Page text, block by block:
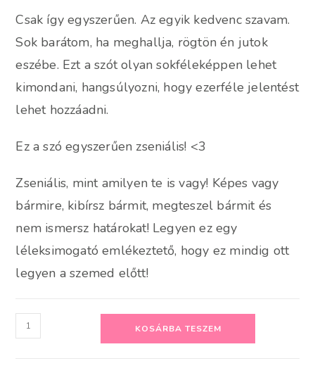
Csak így egyszerűen. Az egyik kedvenc szavam.
Sok barátom, ha meghallja, rögtön én jutok
eszébe. Ezt a szót olyan sokféleképpen lehet
kimondani, hangsúlyozni, hogy ezerféle jelentést
lehet hozzáadni.
Ez a szó egyszerűen zseniális! <3
Zseniális, mint amilyen te is vagy! Képes vagy
bármire, kibírsz bármit, megteszel bármit és
nem ismersz határokat! Legyen ez egy
léleksimogató emlékeztető, hogy ez mindig ott
legyen a szemed előtt!
Zseniális
mennyiség
KOSÁRBA TESZEM